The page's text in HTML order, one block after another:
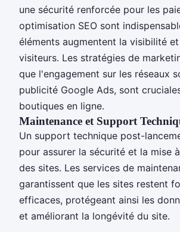
une sécurité renforcée pour les
optimisation SEO sont
éléments augmentent la visibilité
visiteurs. Les stratégies de
que l'engagement sur les réseaux
publicité Google Ads, sont
boutiques en ligne.
Maintenance et Support
Un support technique post-
pour assurer la sécurité et la mise
des sites. Les services de
garantissent que les sites restent
efficaces, protégeant ainsi les
et améliorant la longévité du site.